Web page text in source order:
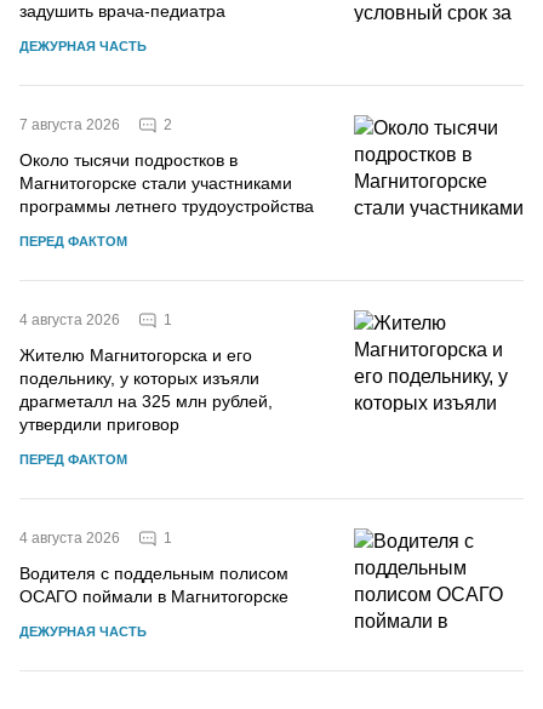
задушить врача-педиатра
ДЕЖУРНАЯ ЧАСТЬ
7 августа 2026 2
Около тысячи подростков в
Магнитогорске стали участниками
программы летнего трудоустройства
ПЕРЕД ФАКТОМ
4 августа 2026 1
Жителю Магнитогорска и его
подельнику, у которых изъяли
драгметалл на 325 млн рублей,
утвердили приговор
ПЕРЕД ФАКТОМ
4 августа 2026 1
Водителя с поддельным полисом
ОСАГО поймали в Магнитогорске
ДЕЖУРНАЯ ЧАСТЬ